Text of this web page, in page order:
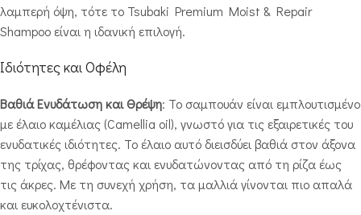
λαμπερή όψη, τότε το Tsubaki Premium Moist & Repair
Shampoo είναι η ιδανική επιλογή.
Ιδιότητες και Οφέλη
Βαθιά Ενυδάτωση και Θρέψη: Το σαμπουάν είναι εμπλουτισμένο
με έλαιο καμέλιας (Camellia oil), γνωστό για τις εξαιρετικές του
ενυδατικές ιδιότητες. Το έλαιο αυτό διεισδύει βαθιά στον άξονα
της τρίχας, θρέφοντας και ενυδατώνοντας από τη ρίζα έως
τις άκρες. Με τη συνεχή χρήση, τα μαλλιά γίνονται πιο απαλά
και ευκολοχτένιστα.